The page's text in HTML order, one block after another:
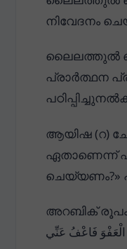
നിവേദനം
ലൈലത്തുൽ
പ്രാർത്ഥന
ആയിഷ (റ)
ഏതാണെന്ന്
ചെയ്യണം?»
അറബിക്
فَاعْفُ عَنِّي